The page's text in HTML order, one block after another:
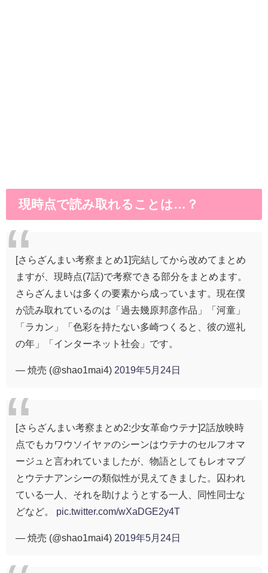
現時点で読み取れることは…？
[さらざんまい考察まとめ1]完結してから改めてまとめ
ますが、現時点(7話)で考察できる部分をまとめます。
さらざんまいは多くの要素から成っています。現在僕
が読み取れているのは「過去幾原邦彦作品」「河童」
「ラカン」「色彩を持たない多崎つくると、彼の巡礼
の年」「インターネット社会」です。
— 焼売 (@shao1mai4) 2019年5月24日
[さらざんまい考察まとめ2:少女革命ウテナ]2話放映時
点でもカワウソイヤァのシーンはウテナのセルフオマ
ージュと言われていましたが、物語としてもレオマブ
とウテナアンシーの類似性が見えてきました。囚われ
ている一人、それを助けようとする一人、同性同士な
どなど。 pic.twitter.com/wXaDGE2y4T
— 焼売 (@shao1mai4) 2019年5月24日